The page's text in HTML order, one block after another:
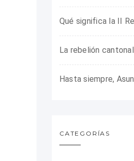
Hasta siempre, Asun
CATEGORÍAS